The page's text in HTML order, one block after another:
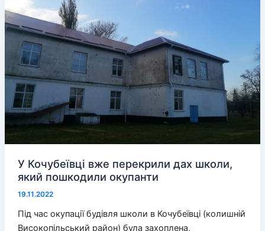
будівля»
У Кочубеївці вже перекрили дах школи,
який пошкодили окупанти
19.11.2022
Під час окупації будівля школи в Кочубеївці (колишній
Високопільський район) була захоплена,